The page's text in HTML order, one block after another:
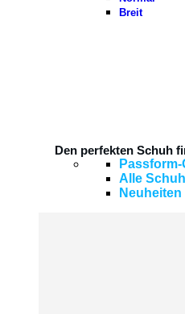
Breit
Den perfekten Schuh
Alle
Neuheiten